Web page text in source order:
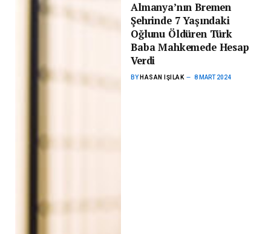
Almanya’nın Bremen
Şehrinde 7 Yaşındaki
Oğlunu Öldüren Türk
Baba Mahkemede Hesap
Verdi
BY HASAN IŞILAK 8 MART 2024